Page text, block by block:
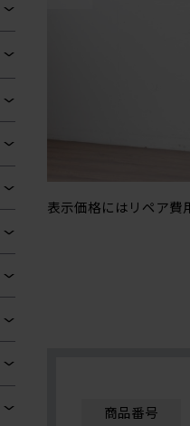
表示価格にはリペア費
商品番号